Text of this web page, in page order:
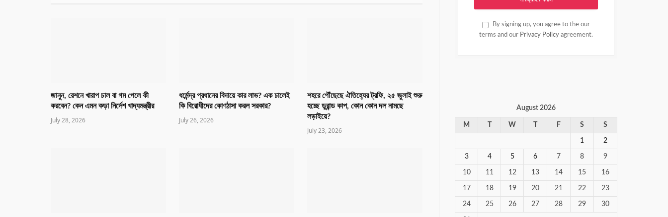
জানুন, রেশনে খারাপ চাল বা গম পেলে কী
করবেন? কেন এমন কড়া নির্দেশ খাদ্যমন্ত্রীর
July 28, 2026
ধর্মেন্দ্র প্রধানের বিদায়ে কার লাভ? এক চালেই
কি বিরোধীদের কোণঠাসা করল সরকার?
July 26, 2026
শহরে পৌঁছেছে ঐতিহ্যের ট্রফি, ২৫ জুলাই শুরু
হচ্ছে ডুরান্ড কাপ, কোন কোন দল নামছে
লড়াইয়ে?
July 23, 2026
By signing up, you agree to the our
terms and our Privacy Policy agreement.
August 2026
M W F S S
1 2
3 4 5 6 7 8 9
10 11 12 13 14 15 16
17 18 19 20 21 22 23
24 25 26 27 28 29 30